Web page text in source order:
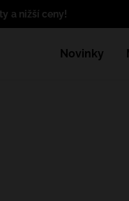
a nižší ceny!
Novinky